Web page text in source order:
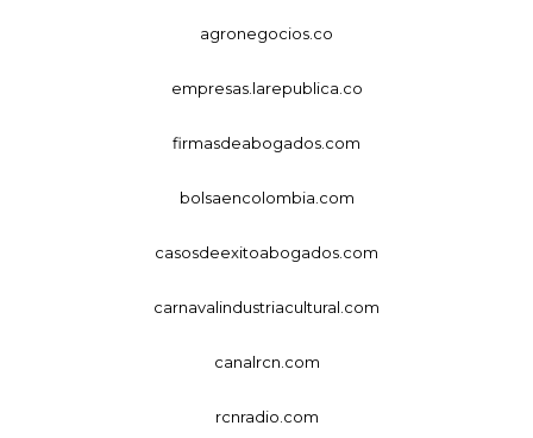
agronegocios.co
empresas.larepublica.co
firmasdeabogados.com
bolsaencolombia.com
casosdeexitoabogados.com
carnavalindustriacultural.com
canalrcn.com
rcnradio.com